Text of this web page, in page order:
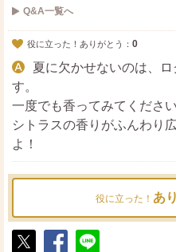
Q&A一覧へ
役に立った！ありがとう： 0
夏に欠かせないのは、
す。
一度でも香ってみてください
シトラスの香りがふんわり
よ！
役に立った！ あ